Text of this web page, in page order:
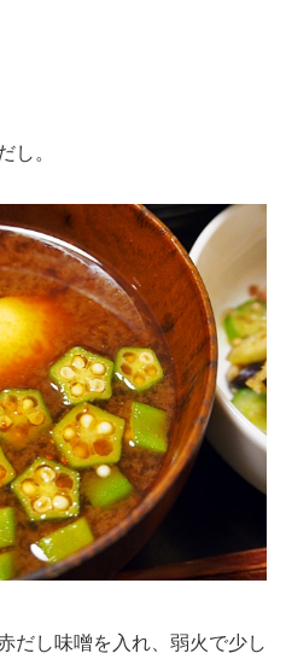
し。
だし味噌を入れ、弱火で少し